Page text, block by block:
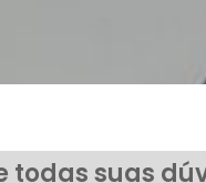
suas